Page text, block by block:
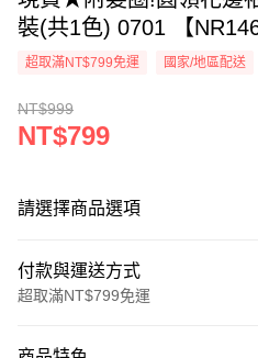
裝(共1色) 0701 【
超取滿NT$799免運 國家/地區配送
NT$999
NT$799
請選擇商品選項
付款與運送方式
超取滿NT$799免運